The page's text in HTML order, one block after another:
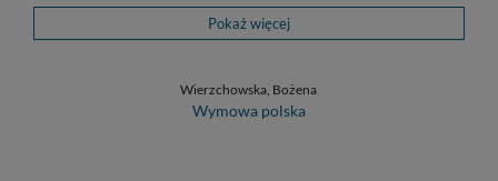
Pokaż więcej
Wierzchowska, Bożena
Wymowa polska